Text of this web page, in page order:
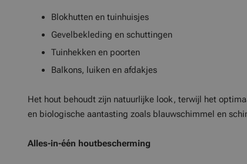
Blokhutten en tuinhuisjes
Gevelbekleding en schuttingen
Tuinhekken en poorten
Balkons, luiken en afdakjes
Het hout behoudt zijn natuurlijke look, terwijl het
en biologische aantasting zoals blauwschimmel en
Alles-in-één houtbescherming